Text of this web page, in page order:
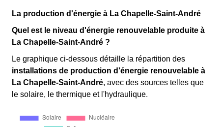
La production d'énergie à La Chapelle-Saint-André
Quel est le niveau d'énergie renouvelable produite à
La Chapelle-Saint-André ?
Le graphique ci-dessous détaille la répartition des
installations de production d'énergie renouvelable à
La Chapelle-Saint-André, avec des sources telles que
le solaire, le thermique et l'hydraulique.